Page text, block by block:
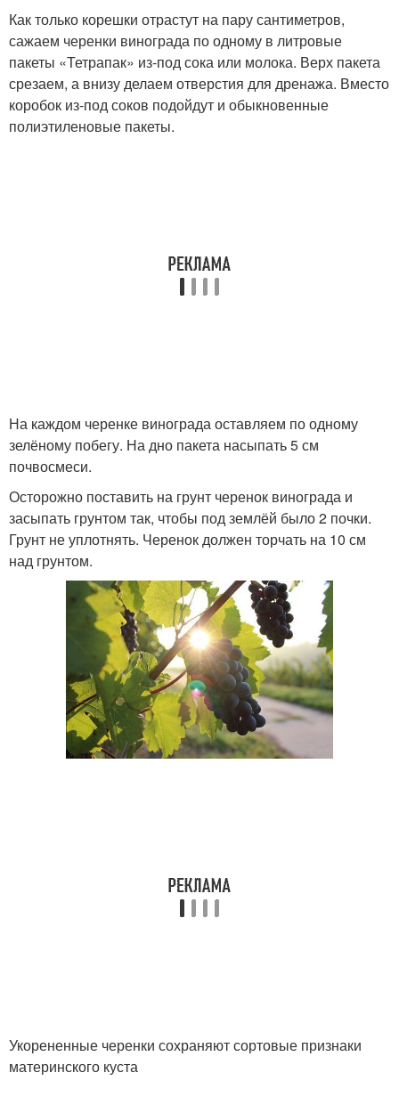
Как только корешки отрастут на пару сантиметров,
сажаем черенки винограда по одному в литровые
пакеты «Тетрапак» из-под сока или молока. Верх пакета
срезаем, а внизу делаем отверстия для дренажа. Вместо
коробок из-под соков подойдут и обыкновенные
полиэтиленовые пакеты.
На каждом черенке винограда оставляем по одному
зелёному побегу. На дно пакета насыпать 5 см
почвосмеси.
Осторожно поставить на грунт черенок винограда и
засыпать грунтом так, чтобы под землёй было 2 почки.
Грунт не уплотнять. Черенок должен торчать на 10 см
над грунтом.
Укорененные черенки сохраняют сортовые признаки
материнского куста